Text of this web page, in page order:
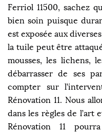
Ferriol 11500, sachez
bien soin puisque
est exposée aux
la tuile peut être
mousses, les lichens,
débarrasser de ses
compter sur
Rénovation 11. Nous
dans les règles de l’art
Rénovation 11